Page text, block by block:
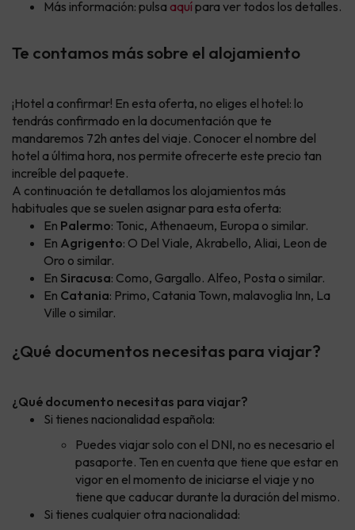
Más información: pulsa aquípara ver todos los detalles.
Te contamos más sobre el alojamiento
¡Hotel a confirmar! En esta oferta, no eliges el hotel: lo
tendrás confirmado en la documentación que te
mandaremos 72h antes del viaje. Conocer el nombre del
hotel a última hora, nos permite ofrecerte este precio tan
increíble del paquete.
A continuación te detallamos los alojamientos más
habituales que se suelen asignar para esta oferta:
En Palermo: Tonic, Athenaeum, Europa o similar.
En Agrigento: O Del Viale, Akrabello, Aliai, Leon de
Oro o similar.
En Siracusa: Como, Gargallo. Alfeo, Posta o similar.
En Catania: Primo, Catania Town, malavoglia Inn, La
Ville o similar.
¿Qué documentos necesitas para viajar?
¿Qué documento necesitas para viajar?
Si tienes nacionalidad española:
Puedes viajar solo con el DNI, no es necesario el
pasaporte. Ten en cuenta que tiene que estar en
vigor en el momento de iniciarse el viaje y no
tiene que caducar durante la duración del mismo.
Si tienes cualquier otra nacionalidad: